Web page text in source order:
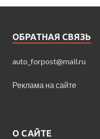
ОБРАТНАЯ СВЯЗЬ
auto_forpost@mail.ru
Реклама на сайте
О САЙТЕ